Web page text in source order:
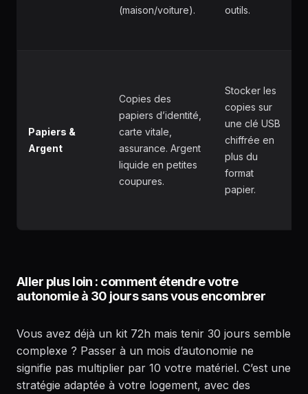
(maison/voiture).
outils.
Papiers &
Argent
Copies des
papiers d’identité,
carte vitale,
assurance. Argent
liquide en petites
coupures.
Stocker les
copies sur
une clé USB
chiffrée en
plus du
format
papier.
Aller plus loin : comment étendre votre
autonomie à 30 jours sans vous encombrer
Vous avez déjà un kit 72h mais tenir 30 jours semble
complexe ? Passer à un mois d’autonomie ne
signifie pas multiplier par 10 votre matériel. C’est une
stratégie adaptée à votre logement, avec des